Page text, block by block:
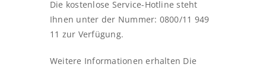
Die kostenlose Service-Hotline steht
Ihnen unter der Nummer: 0800/11 949
11 zur Verfügung.
Weitere Informationen erhalten Die